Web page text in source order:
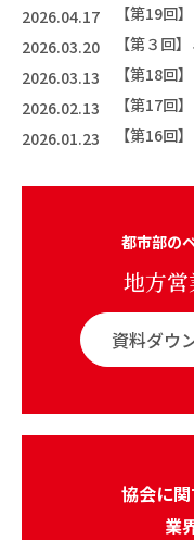
2026.04.17
【第19回
2026.03.20
【第３回
2026.03.13
【第18回
2026.02.13
【第17回
2026.01.23
【第16回
都市部の
地方
資料ダウ
協会に関
業